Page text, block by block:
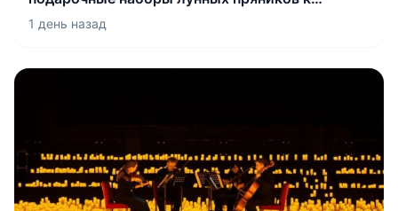
празднику Середины осени 2026 года
1 день назад